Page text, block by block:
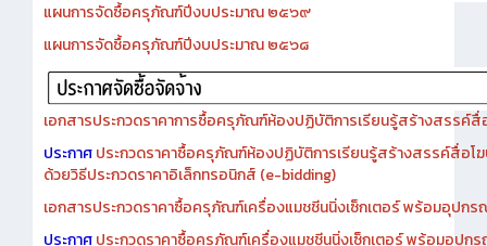
แผนการจัดซื้อครุภัณฑ์ปีงบประมาณ ๒๕๖๘
เอกสารประกวดราคาการซื้อครุภัณฑ์ห้องปฏิบัติการเรียนรู้สร้างสรรค์
ประกาศประกวดราคาซื้อครุภัณฑ์ห้องปฏิบัติการเรียนรู้สร้างสรรค์สื่อโ
ด้วยวิธีประกวดราคาอิเล็กทรอนิกส์ (e-bidding)
เอกสารประกวดราคาซื้อครุภัณฑ์เครื่องแมชชีนนิ่งเซ็กเตอร์ พร้อมอุปก
ประกาศประกวดราคาซื้อครุภัณฑ์เครื่องแมชชีนนิ่งเซ็กเตอร์ พร้อมอุปก
อิเล็กทรอนิกส์ (e-bidding)